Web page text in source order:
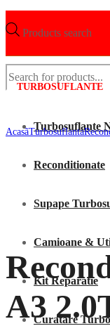
Products search
TURBOSUFLANTE
Turbosuflante
Reconditionate
Supape
Camioane &
Kit Reparatie
Curatare
AcasãTurbosuflanta
A3